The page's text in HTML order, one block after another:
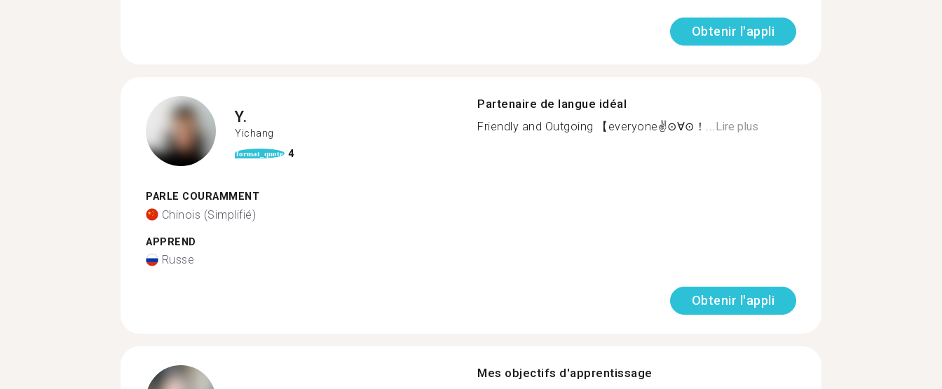
Obtenir l'appli
Y.
Yichang
format_quote 4
PARLE COURAMMENT
Chinois (Simplifié)
APPREND
Russe
Partenaire de langue idéal
Friendly and Outgoing 【everyone✌⊙∀⊙！...Lire plus
Obtenir l'appli
Mes objectifs d'apprentissage